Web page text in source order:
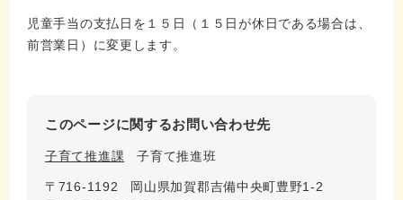
児童手当の支払日を１５日（１５日が休日である場合は、
前営業日）に変更します。
このページに関するお問い合わせ先
子育て推進課 子育て推進班
〒716-1192
岡山県加賀郡吉備中央町豊野1-2